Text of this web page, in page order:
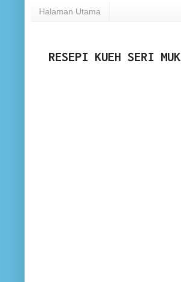
Halaman Utama
RESEPI KUEH SERI